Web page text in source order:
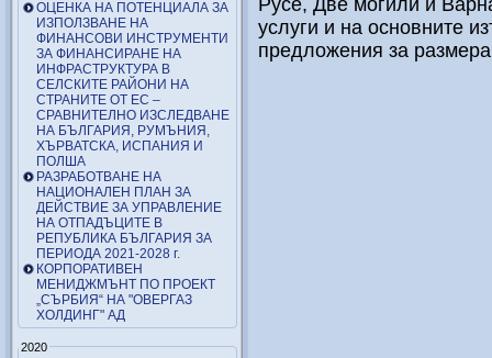
ОЦЕНКА НА ПОТЕНЦИАЛА ЗА
ИЗПОЛЗВАНЕ НА
ФИНАНСОВИ ИНСТРУМЕНТИ
ЗА ФИНАНСИРАНЕ НА
ИНФРАСТРУКТУРА В
СЕЛСКИТЕ РАЙОНИ НА
СТРАНИТЕ ОТ ЕС –
СРАВНИТЕЛНО ИЗСЛЕДВАНЕ
НА БЪЛГАРИЯ, РУМЪНИЯ,
ХЪРВАТСКА, ИСПАНИЯ И
ПОЛША
РАЗРАБОТВАНЕ НА
НАЦИОНАЛЕН ПЛАН ЗА
ДЕЙСТВИЕ ЗА УПРАВЛЕНИЕ
НА ОТПАДЪЦИТЕ В
РЕПУБЛИКА БЪЛГАРИЯ ЗА
ПЕРИОДА 2021-2028 г.
КОРПОРАТИВЕН
МЕНИДЖМЪНТ ПО ПРОЕКТ
„СЪРБИЯ“ НА "ОВЕРГАЗ
ХОЛДИНГ" АД
2020
Русе, Две могили и
услуги и на основните
предложения за